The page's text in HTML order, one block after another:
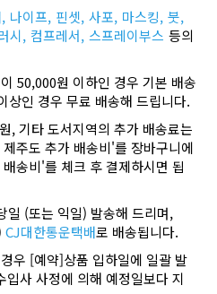
나이프, 핀셋, 사포, 마스킹, 붓,
시, 컴프레서, 스프레이부스 등의
50,000원 이하인 경우 기본 배송
상인 경우 무료 배송해 드립니다.
, 기타 도서지역의 추가 배송료는
주도 추가 배송비'를 장바구니에
송비'를 체크 후 결제하시면 됩
일 (또는 익일) 발송해 드리며,
CJ대한통운택배로 배송됩니다.
우 [예약]상품 입하일에 일괄 발
사 사정에 의해 예정일보다 지